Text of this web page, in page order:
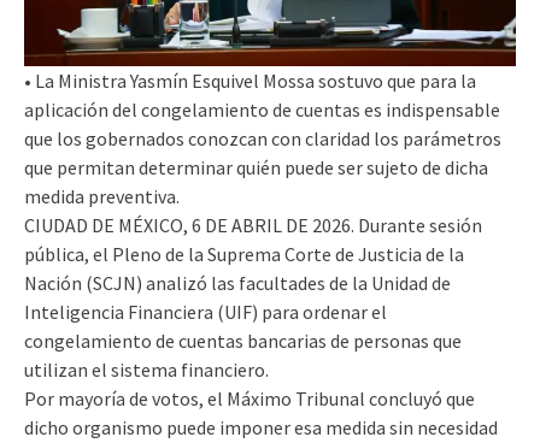
• La Ministra Yasmín Esquivel Mossa sostuvo que para la
aplicación del congelamiento de cuentas es indispensable
que los gobernados conozcan con claridad los parámetros
que permitan determinar quién puede ser sujeto de dicha
medida preventiva.
CIUDAD DE MÉXICO, 6 DE ABRIL DE 2026. Durante sesión
pública, el Pleno de la Suprema Corte de Justicia de la
Nación (SCJN) analizó las facultades de la Unidad de
Inteligencia Financiera (UIF) para ordenar el
congelamiento de cuentas bancarias de personas que
utilizan el sistema financiero.
Por mayoría de votos, el Máximo Tribunal concluyó que
dicho organismo puede imponer esa medida sin necesidad